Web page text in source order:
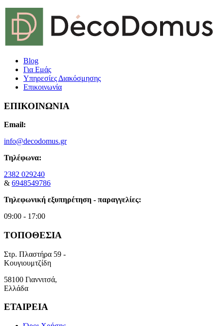
Blog
Για Εμάς
Υπηρεσίες Διακόσμησης
Επικοινωνία
ΕΠΙΚΟΙΝΩΝΙΑ
Email:
info@decodomus.gr
Τηλέφωνα:
2382 029240
& 6948549786
Τηλεφωνική εξυπηρέτηση - παραγγελίες:
09:00 - 17:00
ΤΟΠΟΘΕΣΙΑ
Στρ. Πλαστήρα 59 -
Κουγιουμτζίδη
58100 Γιαννιτσά,
Ελλάδα
ΕΤΑΙΡΕΙΑ